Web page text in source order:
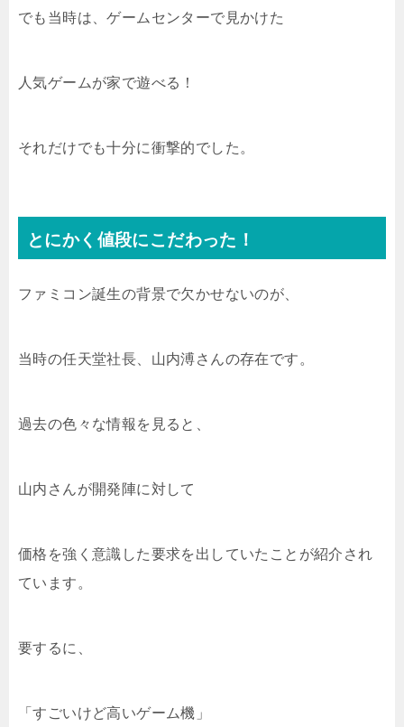
でも当時は、ゲームセンターで見かけた
人気ゲームが家で遊べる！
それだけでも十分に衝撃的でした。
とにかく値段にこだわった！
ファミコン誕生の背景で欠かせないのが、
当時の任天堂社長、山内溥さんの存在です。
過去の色々な情報を見ると、
山内さんが開発陣に対して
価格を強く意識した要求を出していたことが紹介され
ています。
要するに、
「すごいけど高いゲーム機」